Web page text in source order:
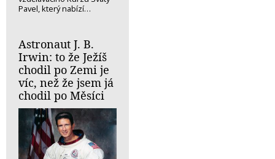
Pavel, který nabízí…
Astronaut J. B.
Irwin: to že Ježíš
chodil po Zemi je
víc, než že jsem já
chodil po Měsíci